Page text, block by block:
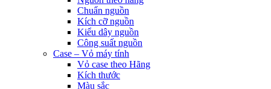
Chuẩn nguồn
Kích cỡ nguồn
Kiểu dây nguồn
Công suất nguồn
Case – Vỏ máy tính
Vỏ case theo Hãng
Kích thước
Màu sắc